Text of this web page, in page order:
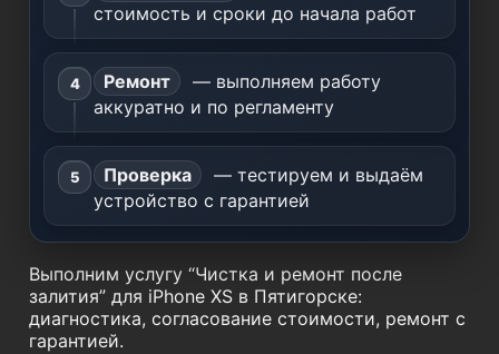
стоимость и сроки до начала работ
Ремонт
— выполняем работу
аккуратно и по регламенту
Проверка
— тестируем и выдаём
устройство с гарантией
Выполним услугу “Чистка и ремонт после
залития” для iPhone XS в Пятигорске:
диагностика, согласование стоимости, ремонт с
гарантией.